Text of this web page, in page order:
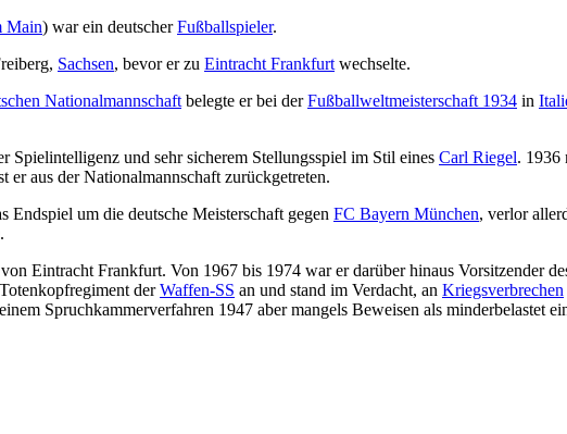
Main) war ein deutscherFußballspieler.
Sachsen, bevor er zu Eintracht Frankfurt wechselte.
Nationalmannschaft belegte er bei derFußballweltmeisterschaft 1934 in
Spielintelligenz und sehr sicherem Stellungsspiel im Stil eines Carl Riegel. 1936
er aus der Nationalmannschaft zurückgetreten.
um die deutsche Meisterschaft gegen FC Bayern München, verlor
Eintracht Frankfurt. Von 1967 bis 1974 war er darüber hinaus Vorsitzender
derWaffen-SS an und stand im Verdacht, an Kriegsverbrechen
Spruchkammerverfahren 1947 aber mangels Beweisen als minderbelastet